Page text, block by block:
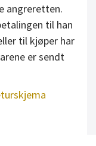
angreretten.
til han
til kjøper har
er sendt